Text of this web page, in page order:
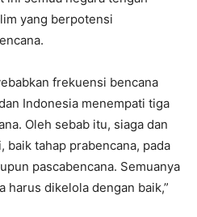
yang berpotensi
frekuensi bencana
Indonesia menempati tiga
Oleh sebab itu, siaga dan
baik tahap prabencana, pada
pascabencana. Semuanya
harus dikelola dengan baik,”